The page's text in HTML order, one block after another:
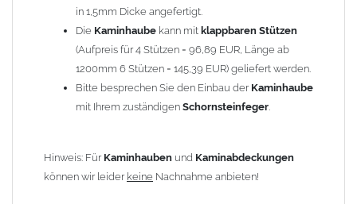
in 1,5mm Dicke angefertigt.
Die Kaminhaube kann mit klappbaren Stützen
(Aufpreis für 4 Stützen = 96,89 EUR, Länge ab
1200mm 6 Stützen = 145,39 EUR) geliefert werden.
Bitte besprechen Sie den Einbau der Kaminhaube
mit Ihrem zuständigen Schornsteinfeger.
Hinweis: Für Kaminhauben und Kaminabdeckungen
können wir leider keine Nachnahme anbieten!